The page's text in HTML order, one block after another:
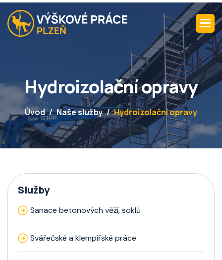
Hydroizolačníopravy
Úvod Naše služby Hydroizolační opravy
Služby
Sanace betonových věží, soklů
Svářečské a klempířské práce